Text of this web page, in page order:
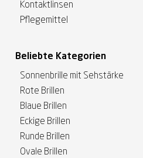
Kontaktlinsen
Pflegemittel
Beliebte Kategorien
Sonnenbrille mit Sehstärke
Rote Brillen
Blaue Brillen
Eckige Brillen
Runde Brillen
Ovale Brillen